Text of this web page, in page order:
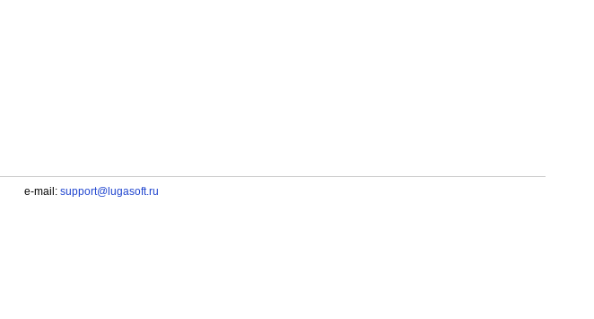
e-mail: support@lugasoft.ru